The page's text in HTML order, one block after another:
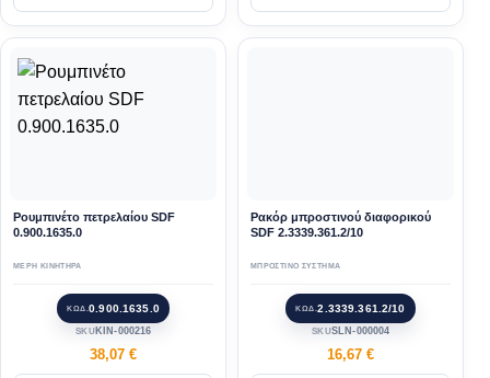
Ρουμπινέτο πετρελαίου SDF
0.900.1635.0
ΜΕΡΗ ΚΙΝΗΤΗΡΑ
ΚΩΔ.0.900.1635.0
SKU KIN-000216
38,07 €
Ρακόρ μπροστινού διαφορικού
SDF 2.3339.361.2/10
ΜΠΡΟΣΤΙΝΟ ΣΥΣΤΗΜΑ
ΚΩΔ.2.3339.361.2/10
SKUSLN-000004
16,67 €